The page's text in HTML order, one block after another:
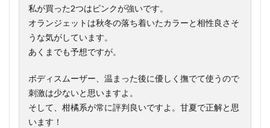
私が買った2つはピンクが強いです。
オランジェットは秋冬の落ち着いたカラーと相性良さそ
うな気がしています。
あくまでも予想ですが。
ボディスムーザー、温まった後に優しく撫でて使うので
刺激は少ないと思いますよ。
そして、柑橘系が常に評判良いですよ。甘夏で正解と思
います！